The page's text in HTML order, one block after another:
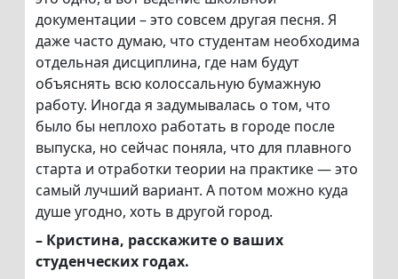
документации – это совсем другая песня. Я
даже часто думаю, что студентам необходима
отдельная дисциплина, где нам будут
объяснять всю колоссальную бумажную
работу. Иногда я задумывалась о том, что
было бы неплохо работать в городе после
выпуска, но сейчас поняла, что для плавного
старта и отработки теории на практике — это
самый лучший вариант. А потом можно куда
душе угодно, хоть в другой город.
– Кристина, расскажите о ваших
студенческих годах.